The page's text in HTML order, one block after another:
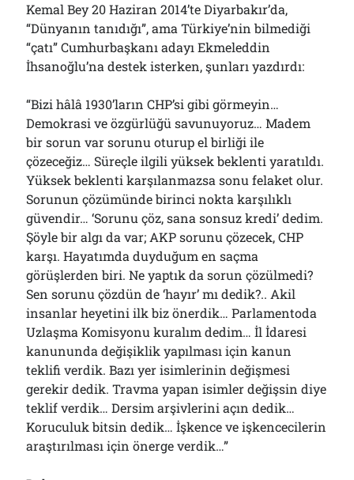
Kemal Bey 20 Haziran 2014’te Diyarbakır’da,
“Dünyanın tanıdığı”, ama Türkiye’nin bilmediği
“çatı” Cumhurbaşkanı adayı Ekmeleddin
İhsanoğlu’na destek isterken, şunları yazdırdı:
“Bizi hâlâ 1930’ların CHP’si gibi görmeyin…
Demokrasi ve özgürlüğü savunuyoruz… Madem
bir sorun var sorunu oturup el birliği ile
çözeceğiz… Süreçle ilgili yüksek beklenti yaratıldı.
Yüksek beklenti karşılanmazsa sonu felaket olur.
Sorunun çözümünde birinci nokta karşılıklı
güvendir… ‘Sorunu çöz, sana sonsuz kredi’ dedim.
Şöyle bir algı da var; AKP sorunu çözecek, CHP
karşı. Hayatımda duyduğum en saçma
görüşlerden biri. Ne yaptık da sorun çözülmedi?
Sen sorunu çözdün de ‘hayır’ mı dedik?.. Akil
insanlar heyetini ilk biz önerdik… Parlamentoda
Uzlaşma Komisyonu kuralım dedim… İl İdaresi
kanununda değişiklik yapılması için kanun
teklifi verdik. Bazı yer isimlerinin değişmesi
gerekir dedik. Travma yapan isimler değişsin diye
teklif verdik… Dersim arşivlerini açın dedik…
Koruculuk bitsin dedik… İşkence ve işkencecilerin
araştırılması için önerge verdik…”